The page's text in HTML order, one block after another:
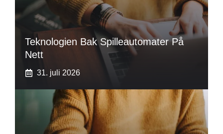
Teknologien Bak Spilleautomater På
Nett
31. juli 2026